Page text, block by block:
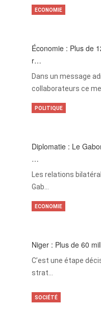
Économie : Plus de
r…
Dans un message
collaborateurs ce
ECONOMIE
Diplomatie : Le
…
Les relations
Gab…
POLITIQUE
Niger : Plus de 60
C’est une étape
strat…
ECONOMIE
SOCIÉTÉ